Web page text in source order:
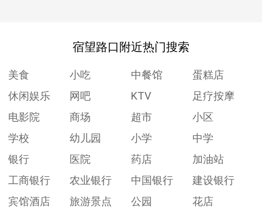
宿望路口附近热门搜索
美食 小吃 中餐馆
蛋糕店
休闲娱乐
网吧 KTV
足疗按摩
电影院
商场 超市
小区
学校
幼儿园 小学
中学
银行
医院 药店
加油站
工商银行
农业银行 中国银行
建设银行
宾馆酒店
旅游景点 公园
花店